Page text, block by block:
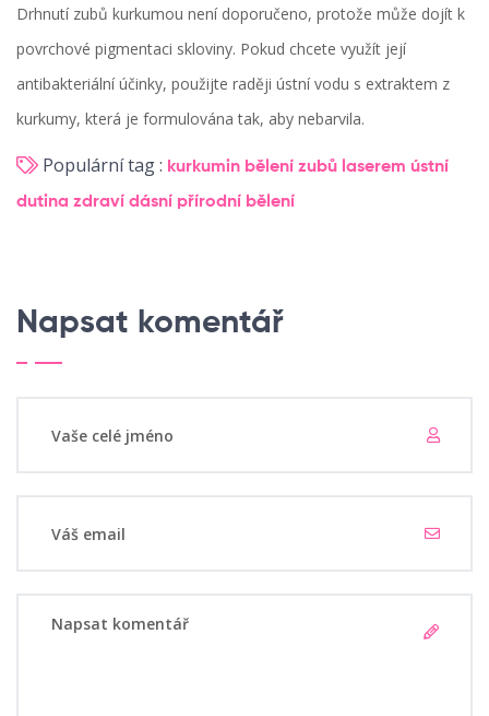
Drhnutí zubů kurkumou není doporučeno, protože může dojít k
povrchové pigmentaci skloviny. Pokud chcete využít její
antibakteriální účinky, použijte raději ústní vodu s extraktem z
kurkumy, která je formulována tak, aby nebarvila.
Populární tag : kurkumin bělení zubů laserem ústní
dutina zdraví dásní přírodní bělení
Napsat komentář